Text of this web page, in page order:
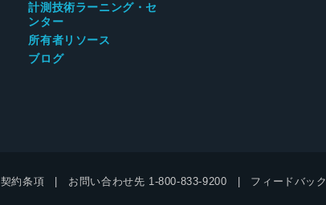
計測技術ラーニング・セ
ンター
所有者リソース
ブログ
契約条項 お問い合わせ先 1-800-833-9200 フィードバック